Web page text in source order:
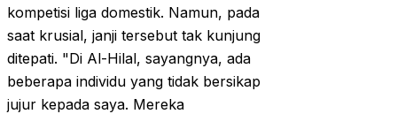
kompetisi liga domestik. Namun, pada
saat krusial, janji tersebut tak kunjung
ditepati. "Di Al-Hilal, sayangnya, ada
beberapa individu yang tidak bersikap
jujur kepada saya. Mereka